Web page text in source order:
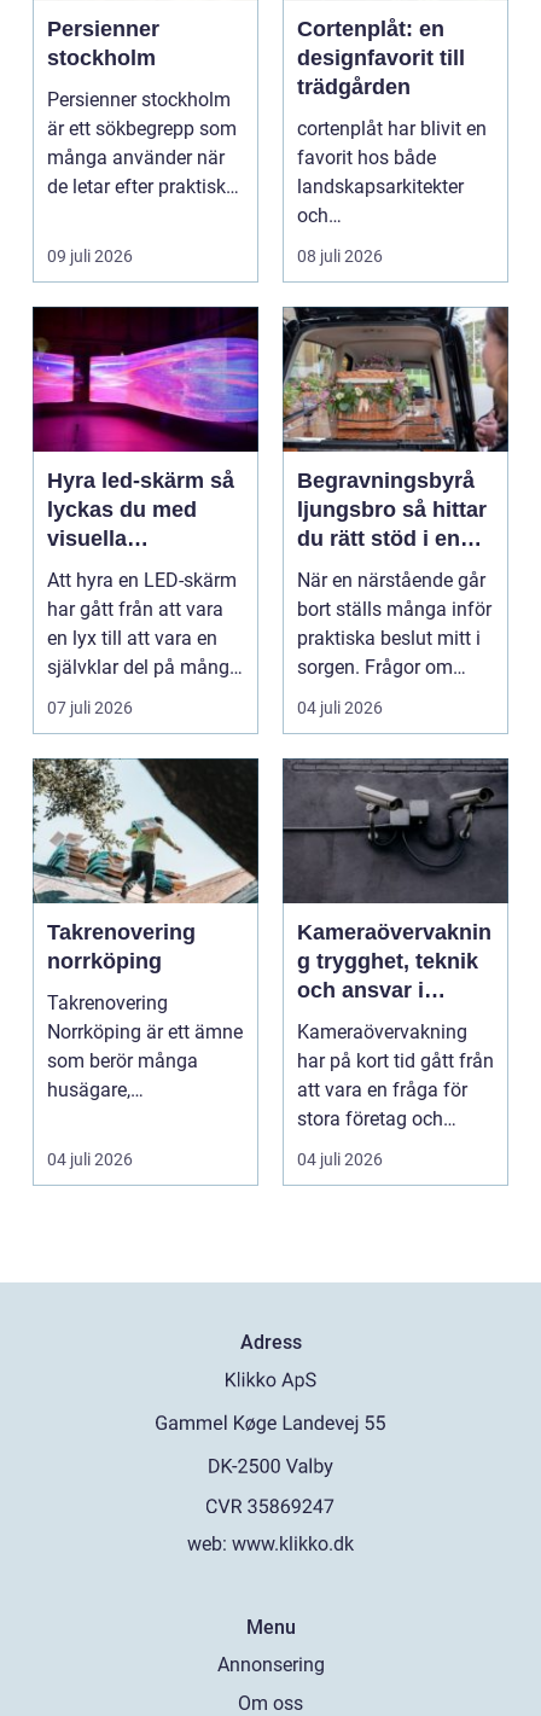
Persienner
stockholm
Persienner stockholm
är ett sökbegrepp som
många använder när
de letar efter praktiska
09 juli 2026
Cortenplåt: en
designfavorit till
trädgården
cortenplåt har blivit en
favorit hos både
landskapsarkitekter
och
trädgårdsentusiaster.
Det är ett m...
08 juli 2026
Hyra led-skärm så
lyckas du med
visuella
upplevelser på
event
Att hyra en LED-skärm
har gått från att vara
en lyx till att vara en
självklar del på många
event, m...
07 juli 2026
Begravningsbyrå
ljungsbro så hittar
du rätt stöd i en
svår tid
När en närstående går
bort ställs många inför
praktiska beslut mitt i
sorgen. Frågor om
ceremoni, ju...
04 juli 2026
Takrenovering
norrköping
Takrenovering
Norrköping är ett ämne
som berör många
husägare,
och fastighets...
04 juli 2026
Kameraövervaknin
g trygghet, teknik
och ansvar i
samma lösning
Kameraövervakning
har på kort tid gått från
att vara en fråga för
stora företag och
köpcentrum till ...
04 juli 2026
Adress
web: www.klikko.dk
Menu
Annonsering
Om oss